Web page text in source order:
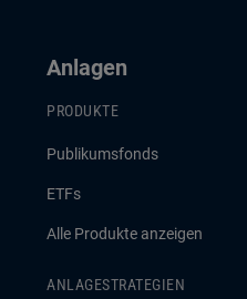
Anlagen
PRODUKTE
Publikumsfonds
ETFs
Alle Produkte anzeigen
ANLAGESTRATEGIEN